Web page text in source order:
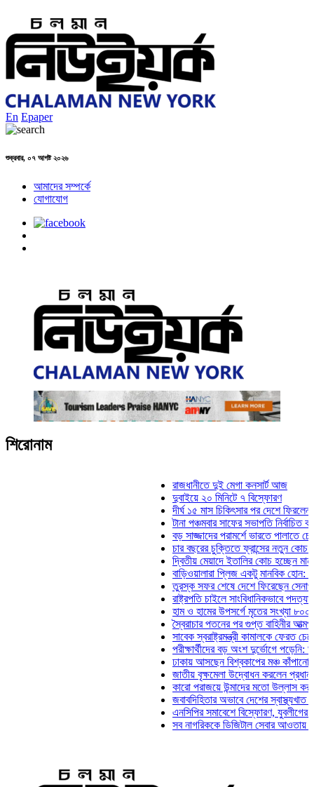
En Epaper
শুক্রবার, ০৭ আগষ্ট ২০২৬
আমাদের সম্পর্কে
যোগাযোগ
শিরোনাম
রাজধানীতে দুই মেগা কনসার্ট আজ
দুবাইয়ে ২০ মিনিটে ৭ বিস্ফোরণ
দীর্ঘ ১৫ মাস চিকিৎসার পর দেশে ফিরলেন
টানা পঞ্চমবার সাফের সভাপতি নির্বাচিত কাজী
বড় সাজ্জাদের পরামর্শে ভারতে পালাতে
চার বছরের চুক্তিতে ফ্রান্সের নতুন কোচ জিদান
দ্বিতীয় মেয়াদে ইতালির কোচ হচ্ছেন মানচিনি
বাড়িওয়ালারা প্লিজ একটু মানবিক হোন: মনিরা মিঠু
তুরস্ক সফর শেষে দেশে ফিরেছেন সেনাপ্রধান
রাষ্ট্রপতি চাইলে সাংবিধানিকভাবে পদত্যাগ করতে
হাম ও হামের উপসর্গে মৃতের সংখ্যা ৮০০ ছাড়াল
স্বৈরাচার পতনের পর গুপ্ত বাহিনীর আত্মপ্রকাশ:
সাবেক স্বরাষ্ট্রমন্ত্রী কামালকে ফেরত চেয়ে
পরীক্ষার্থীদের বড় অংশ দুর্ভোগে পড়েনি: ড.
ঢাকায় আসছেন বিশ্বকাপের মঞ্চ কাঁপানো সেই
জাতীয় বৃক্ষমেলা উদ্বোধন করলেন প্রধানমন্ত্রী
কারো পরাজয়ে উন্মাদের মতো উল্লাস করতে হয়
জবাবদিহিতার অভাবে দেশের স্বাস্থ্যখাত নানা
এনসিপির সমাবেশে বিস্ফোরণ, যুবলীগের দুই
সব নাগরিককে ডিজিটাল সেবার আওতায় আনতে